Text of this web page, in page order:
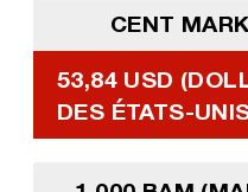
CENT
53,84 USD
DES ÉTATS-